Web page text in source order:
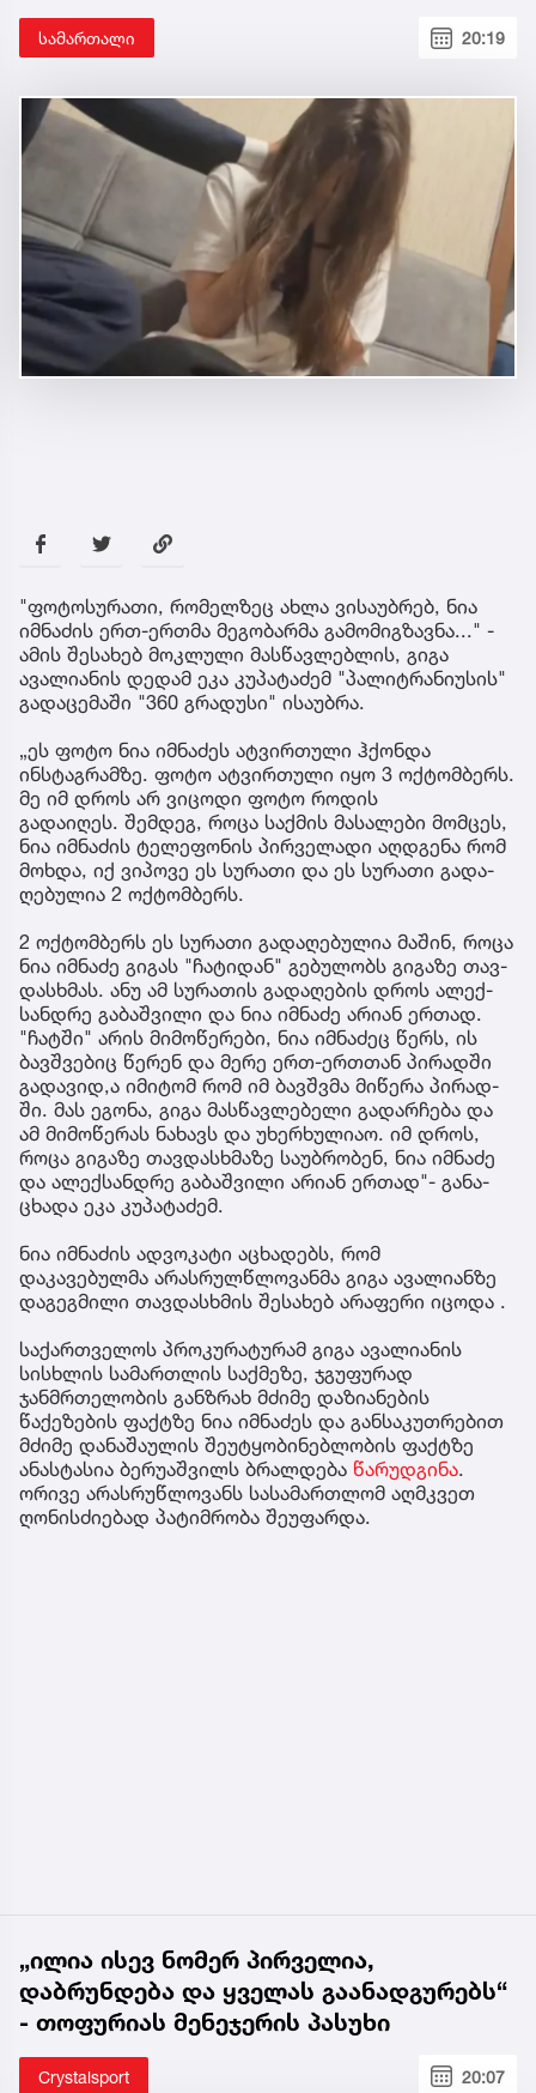
სამართალი 20:19
"ფოტოსურათი, რომელზეც ახლა ვისაუბრებ, ნია
იმნაძის ერთ-ერთმა მეგობარმა გამომიგზავნა..." -
ამის შესახებ მოკლული მასწავლებლის, გიგა
ავალიანის დედამ ეკა კუპატაძემ "პალიტრანიუსის"
გადაცემაში "360 გრადუსი" ისაუბრა.
„ეს ფოტო ნია იმნაძეს ატვირთული ჰქონდა
ინსტაგრამზე. ფოტო ატვირთული იყო 3 ოქტომბერს.
მე იმ დროს არ ვიცოდი ფოტო როდის
გადაიღეს. შემ­დეგ, როცა საქ­მის მა­სა­ლე­ბი მომ­ცეს,
ნია იმ­ნა­ძის ტე­ლე­ფო­ნის პირ­ვე­ლა­დი აღ­დგე­ნა რომ
მოხ­და, იქ ვი­პო­ვე ეს სუ­რა­თი და ეს სუ­რა­თი გა­და­
ღე­ბუ­ლია 2 ოქ­ტომ­ბერს.
2 ოქ­ტომ­ბერს ეს სუ­რა­თი გა­და­ღე­ბუ­ლია მა­შინ, როცა
ნია იმ­ნა­ძე გი­გას "ჩა­ტი­დან" გე­ბუ­ლობს გი­გა­ზე თავ­
დას­ხმას. ანუ ამ სუ­რა­თის გა­და­ღე­ბის დროს ალექ­
სან­დრე გა­ბაშ­ვი­ლი და ნია იმ­ნა­ძე არი­ან ერ­თად.
"ჩატ­ში" არის მი­მო­წე­რე­ბი, ნია იმ­ნა­ძეც წერს, ის
ბავ­შვე­ბიც წე­რენ და მერე ერთ-ერ­თთან პი­რად­ში
გა­და­ვი­დ,ა იმი­ტომ რომ იმ ბავ­შვმა მი­წე­რა პი­რად­
ში. მას ეგო­ნა, გიგა მას­წავ­ლე­ბე­ლი გა­დარ­ჩე­ბა და
ამ მი­მო­წე­რას ნა­ხავს და უხერ­ხუ­ლი­აო. იმ დროს,
როცა გი­გა­ზე თავ­დას­ხმა­ზე სა­უბ­რო­ბენ, ნია იმ­ნა­ძე
და ალექ­სან­დრე გა­ბაშ­ვი­ლი არი­ან ერ­თად"- გა­ნა­
ცხა­და ეკა კუ­პა­ტა­ძემ.
ნია იმნაძის ადვოკატი აცხადებს, რომ
დაკავებულმა არასრულწლოვანმა გიგა ავალიანზე
დაგეგმილი თავდასხმის შესახებ არაფერი იცოდა .
საქართველოს პროკურატურამ გიგა ავალიანის
სისხლის სამართლის საქმეზე, ჯგუფურად
ჯანმრთელობის განზრახ მძიმე დაზიანების
წაქეზების ფაქტზე ნია იმნაძეს და განსაკუთრებით
მძიმე დანაშაულის შეუტყობინებლობის ფაქტზე
ანასტასია ბერუაშვილს ბრალდება წარუდგინა.
ორივე არასრუწლოვანს სასამართლომ აღმკვეთ
ღონისძიებად პატიმრობა შეუფარდა.
„ილია ისევ ნომერ პირველია,
დაბრუნდება და ყველას გაანადგურებს“
- თოფურიას მენეჯერის პასუხი
Crystalsport 20:07